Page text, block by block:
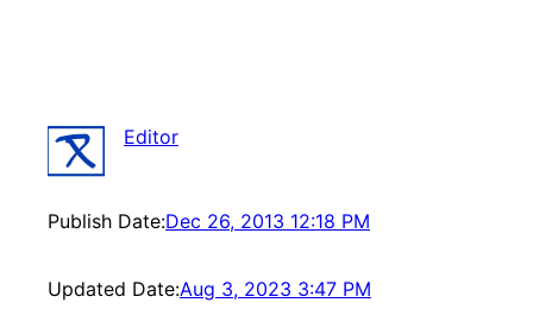
Editor
Publish Date:Dec 26, 2013 12:18 PM
Updated Date:Aug 3, 2023 3:47 PM